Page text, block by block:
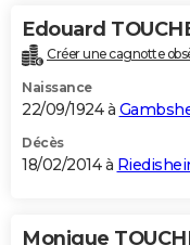
Carte de Noël
Carte Bonne année
Carte Saint-Valentin
Carte Pâques
Carte d'anniversaire
DICTIONNAIRE
Dictionnaire
Biographies
Citations
Expressions
Proverbes
PROGRAMME TV
S'inscrire
Se connecter
Lycées
Collèges
Primaires
Universités
Entreprises
Service militaire
Avis de recherche
AVIS DE DÉCÈS
Edouard
Créer une cagnotte
Naissance
22/09/1924 à
Décès
18/02/2014 à
Monique